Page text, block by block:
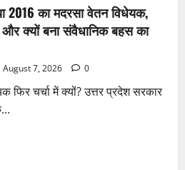
2016 का मदरसा वेतन विधेयक,
और क्यों बना संवैधानिक बहस का
August 7, 2026 0
फिर चर्चा में क्यों? उत्तर प्रदेश सरकार